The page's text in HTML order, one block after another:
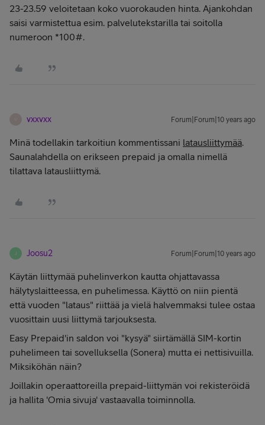
23-23.59 veloitetaan koko vuorokauden hinta. Ajankohdan
saisi varmistettua esim. palvelutekstarilla tai soitolla
numeroon *100#.
vxxvxx Forum|Forum|10 years ago
Minä todellakin tarkoitiun kommentissani latausliittymää.
Saunalahdella on erikseen prepaid ja omalla nimellä
tilattava latausliittymä.
J Joosu2 Forum|Forum|10 years ago
Käytän liittymää puhelinverkon kautta ohjattavassa
hälytyslaitteessa, en puhelimessa. Käyttö on niin pientä
että vuoden "lataus" riittää ja vielä halvemmaksi tulee ostaa
vuosittain uusi liittymä tarjouksesta.
Easy Prepaid'in saldon voi "kysyä" siirtämällä SIM-kortin
puhelimeen tai sovelluksella (Sonera) mutta ei nettisivuilla.
Miksiköhän näin?
Joillakin operaattoreilla prepaid-liittymän voi rekisteröidä
ja hallita 'Omia sivuja' vastaavalla toiminnolla.